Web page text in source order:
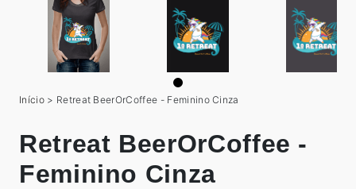
Início > Retreat BeerOrCoffee - Feminino Cinza
Retreat BeerOrCoffee -
Feminino Cinza